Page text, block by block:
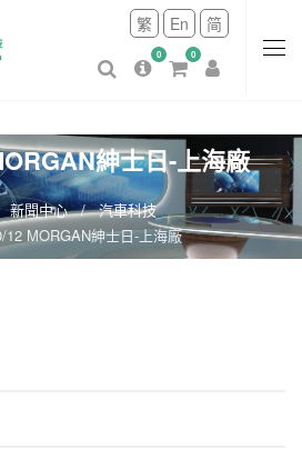
繁 En 简
0 0
紳士日-上海廠
新聞中心
汽車科技
12 MORGAN紳士日-上海廠